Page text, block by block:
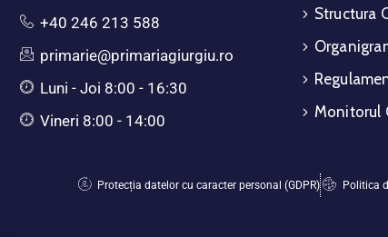
+40 246 213 588
primarie@primariagiurgiu.ro
Luni - Joi 8:00 - 16:30
Vineri 8:00 - 14:00
Structura
Monitorul
Protecția datelor cu caracter personal (GDPR) Politica